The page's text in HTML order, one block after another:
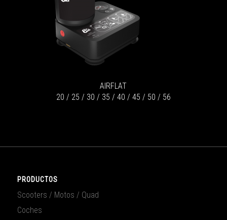
AIRFLAT
20 / 25 / 30 / 35 / 40 / 45 / 50 / 56
PRODUCTOS
Scooters / Motos / Quad
Coches